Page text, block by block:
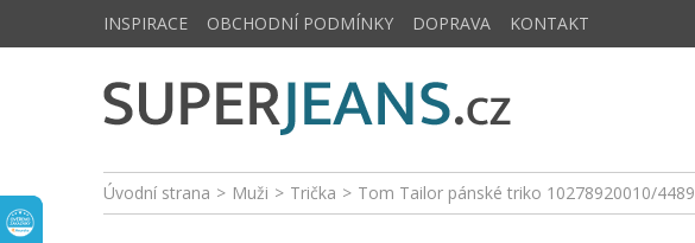
Úvodní strana > Muži > Trička > Tom Tailor pánské triko 10278920010/4489
INSPIRACE OBCHODNÍ PODMÍNKY DOPRAVA KONTAKT